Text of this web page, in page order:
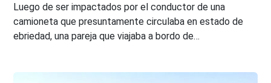
Luego de ser impactados por el conductor de una
camioneta que presuntamente circulaba en estado de
ebriedad, una pareja que viajaba a bordo de…